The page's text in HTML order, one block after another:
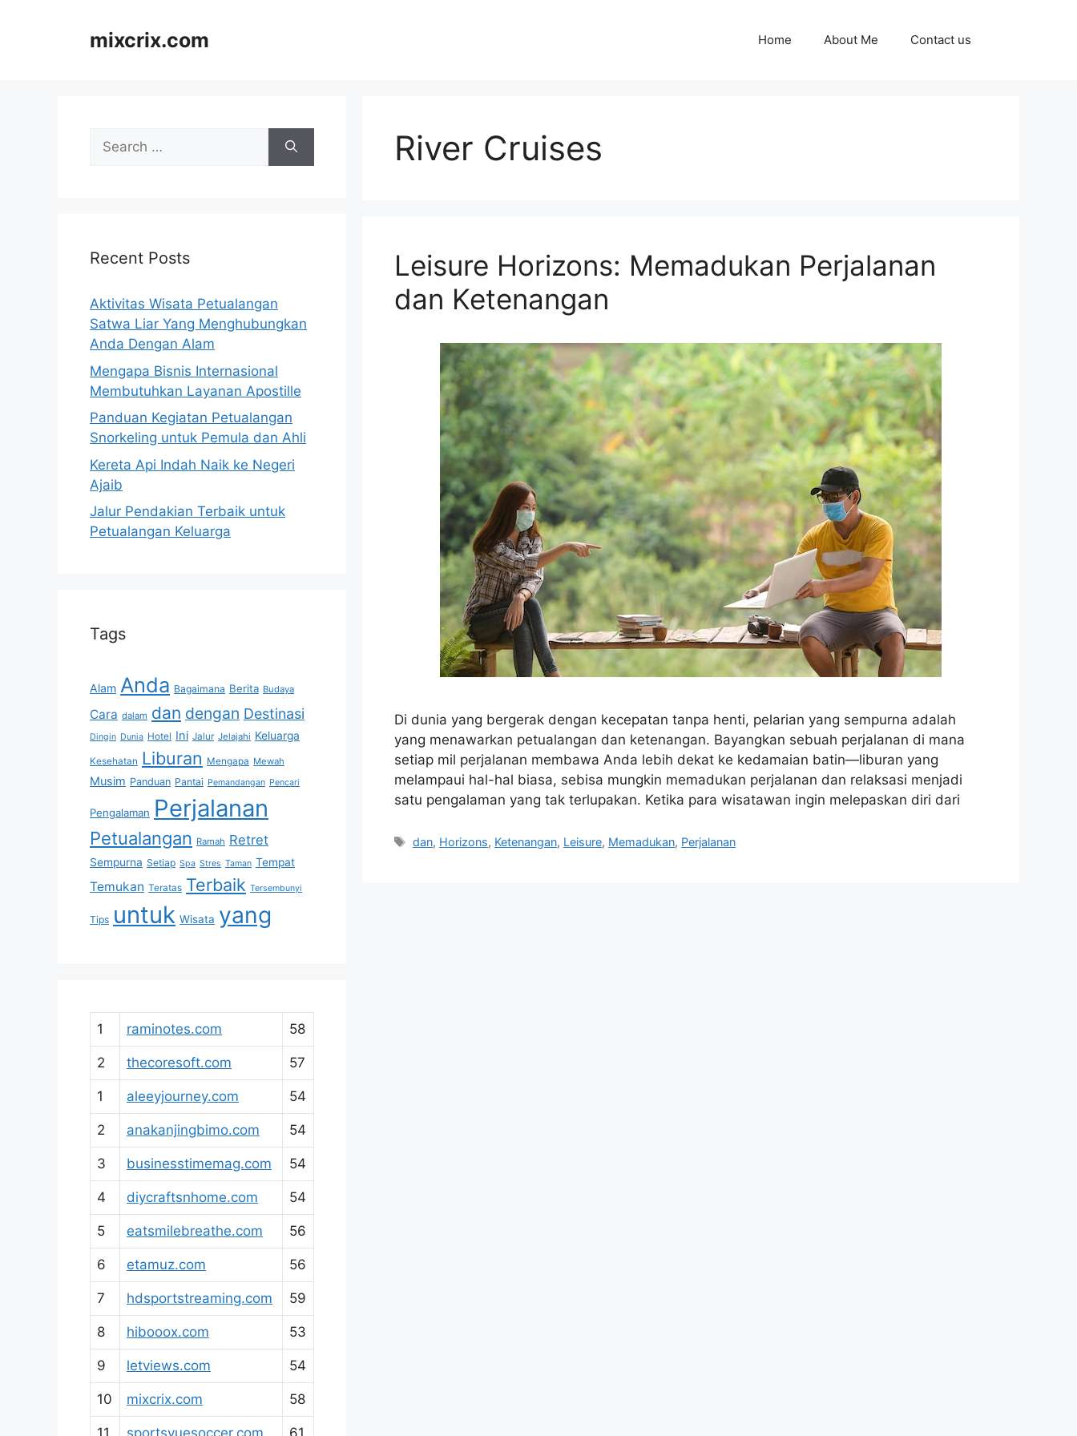
mixcrix.com Home About Me Contact us
River Cruises
Leisure Horizons: Memadukan Perjalanan
dan Ketenangan
Di dunia yang bergerak dengan kecepatan tanpa henti, pelarian yang sempurna adalah
yang menawarkan petualangan dan ketenangan. Bayangkan sebuah perjalanan di mana
setiap mil perjalanan membawa Anda lebih dekat ke kedamaian batin—liburan yang
melampaui hal-hal biasa, sebisa mungkin memadukan perjalanan dan relaksasi menjadi
satu pengalaman yang tak terlupakan. Ketika para wisatawan ingin melepaskan diri dari
Tags
dan, Horizons, Ketenangan, Leisure, Memadukan, Perjalanan
Search
for:
Recent Posts
Aktivitas Wisata Petualangan
Satwa Liar Yang Menghubungkan
Anda Dengan Alam
Mengapa Bisnis Internasional
Membutuhkan Layanan Apostille
Panduan Kegiatan Petualangan
Snorkeling untuk Pemula dan Ahli
Kereta Api Indah Naik ke Negeri
Ajaib
Jalur Pendakian Terbaik untuk
Petualangan Keluarga
Tags
Alam Anda Bagaimana Berita Budaya
Cara dalam dan dengan Destinasi
Dingin Dunia Hotel Ini Jalur Jelajahi Keluarga
Kesehatan Liburan Mengapa Mewah
Musim Panduan Pantai Pemandangan Pencari
Pengalaman Perjalanan
Petualangan Ramah Retret
Sempurna Setiap Spa Stres Taman Tempat
Temukan Teratas Terbaik Tersembunyi
Tips untuk Wisata yang
1 raminotes.com 58
2 thecoresoft.com 57
1 aleeyjourney.com 54
2 anakanjingbimo.com 54
3 businesstimemag.com 54
4 diycraftsnhome.com 54
5 eatsmilebreathe.com 56
6 etamuz.com 56
7 hdsportstreaming.com 59
8 hibooox.com 53
9 letviews.com 54
10 mixcrix.com 58
11 sportsvuesoccer.com 61